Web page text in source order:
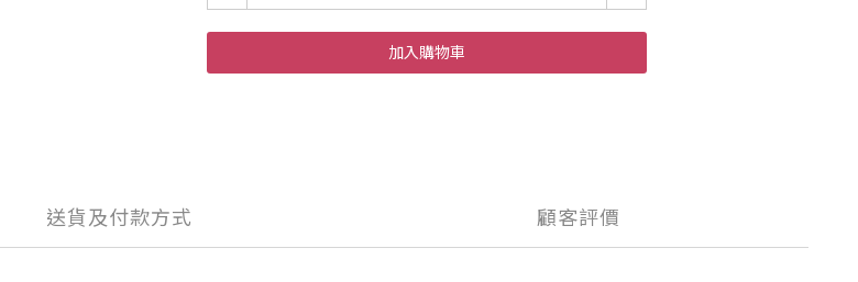
加入購物車
送貨及付款方式 顧客評價